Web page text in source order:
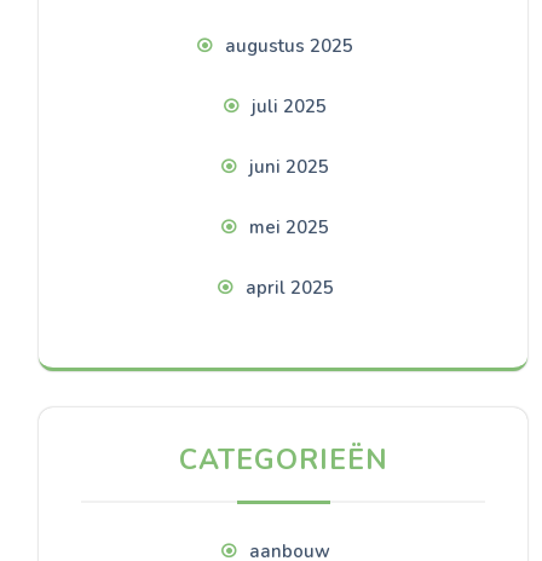
augustus 2025
juli 2025
juni 2025
mei 2025
april 2025
CATEGORIEËN
aanbouw